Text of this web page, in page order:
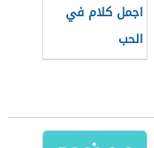
اجمل كلام في
الحب